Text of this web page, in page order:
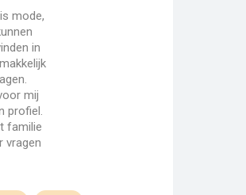
mode,
in
mij
profiel.
familie
vragen